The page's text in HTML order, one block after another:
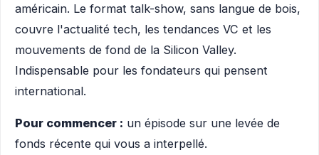
américain. Le format talk-show, sans langue de bois,
couvre l'actualité tech, les tendances VC et les
mouvements de fond de la Silicon Valley.
Indispensable pour les fondateurs qui pensent
international.
Pour commencer : un épisode sur une levée de
fonds récente qui vous a interpellé.